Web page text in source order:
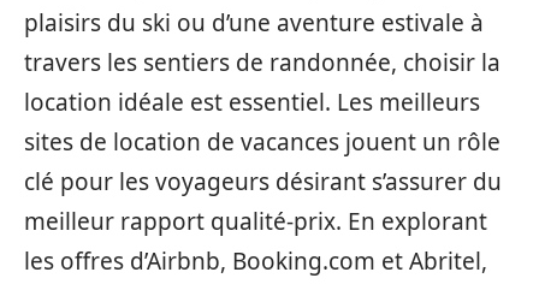
plaisirs du ski ou d’une aventure estivale à
travers les sentiers de randonnée, choisir la
location idéale est essentiel. Les meilleurs
sites de location de vacances jouent un rôle
clé pour les voyageurs désirant s’assurer du
meilleur rapport qualité-prix. En explorant
les offres d’Airbnb, Booking.com et Abritel,